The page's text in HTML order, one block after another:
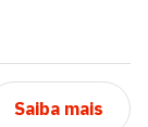
Saiba mais